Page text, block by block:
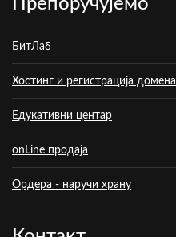
БитЛаб
Хостинг и регистрација домена
Едукативни центар
onLine продаја
Ордера - наручи храну